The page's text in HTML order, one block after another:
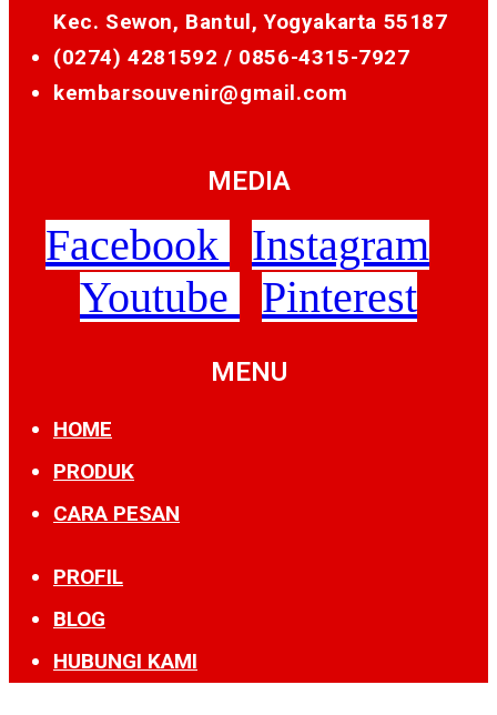
Kec. Sewon, Bantul, Yogyakarta 55187
(0274) 4281592 / 0856-4315-7927
kembarsouvenir@gmail.com
MEDIA
Facebook
Instagram
Youtube
Pinterest
MENU
HOME
PRODUK
CARA PESAN
PROFIL
BLOG
HUBUNGI KAMI